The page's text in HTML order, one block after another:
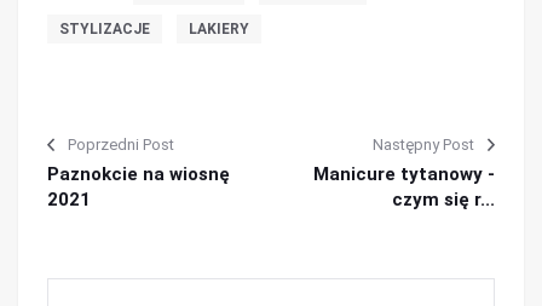
STYLIZACJE LAKIERY
Poprzedni Post
Paznokcie na wiosnę
2021
Następny Post
Manicure tytanowy -
czym się r...